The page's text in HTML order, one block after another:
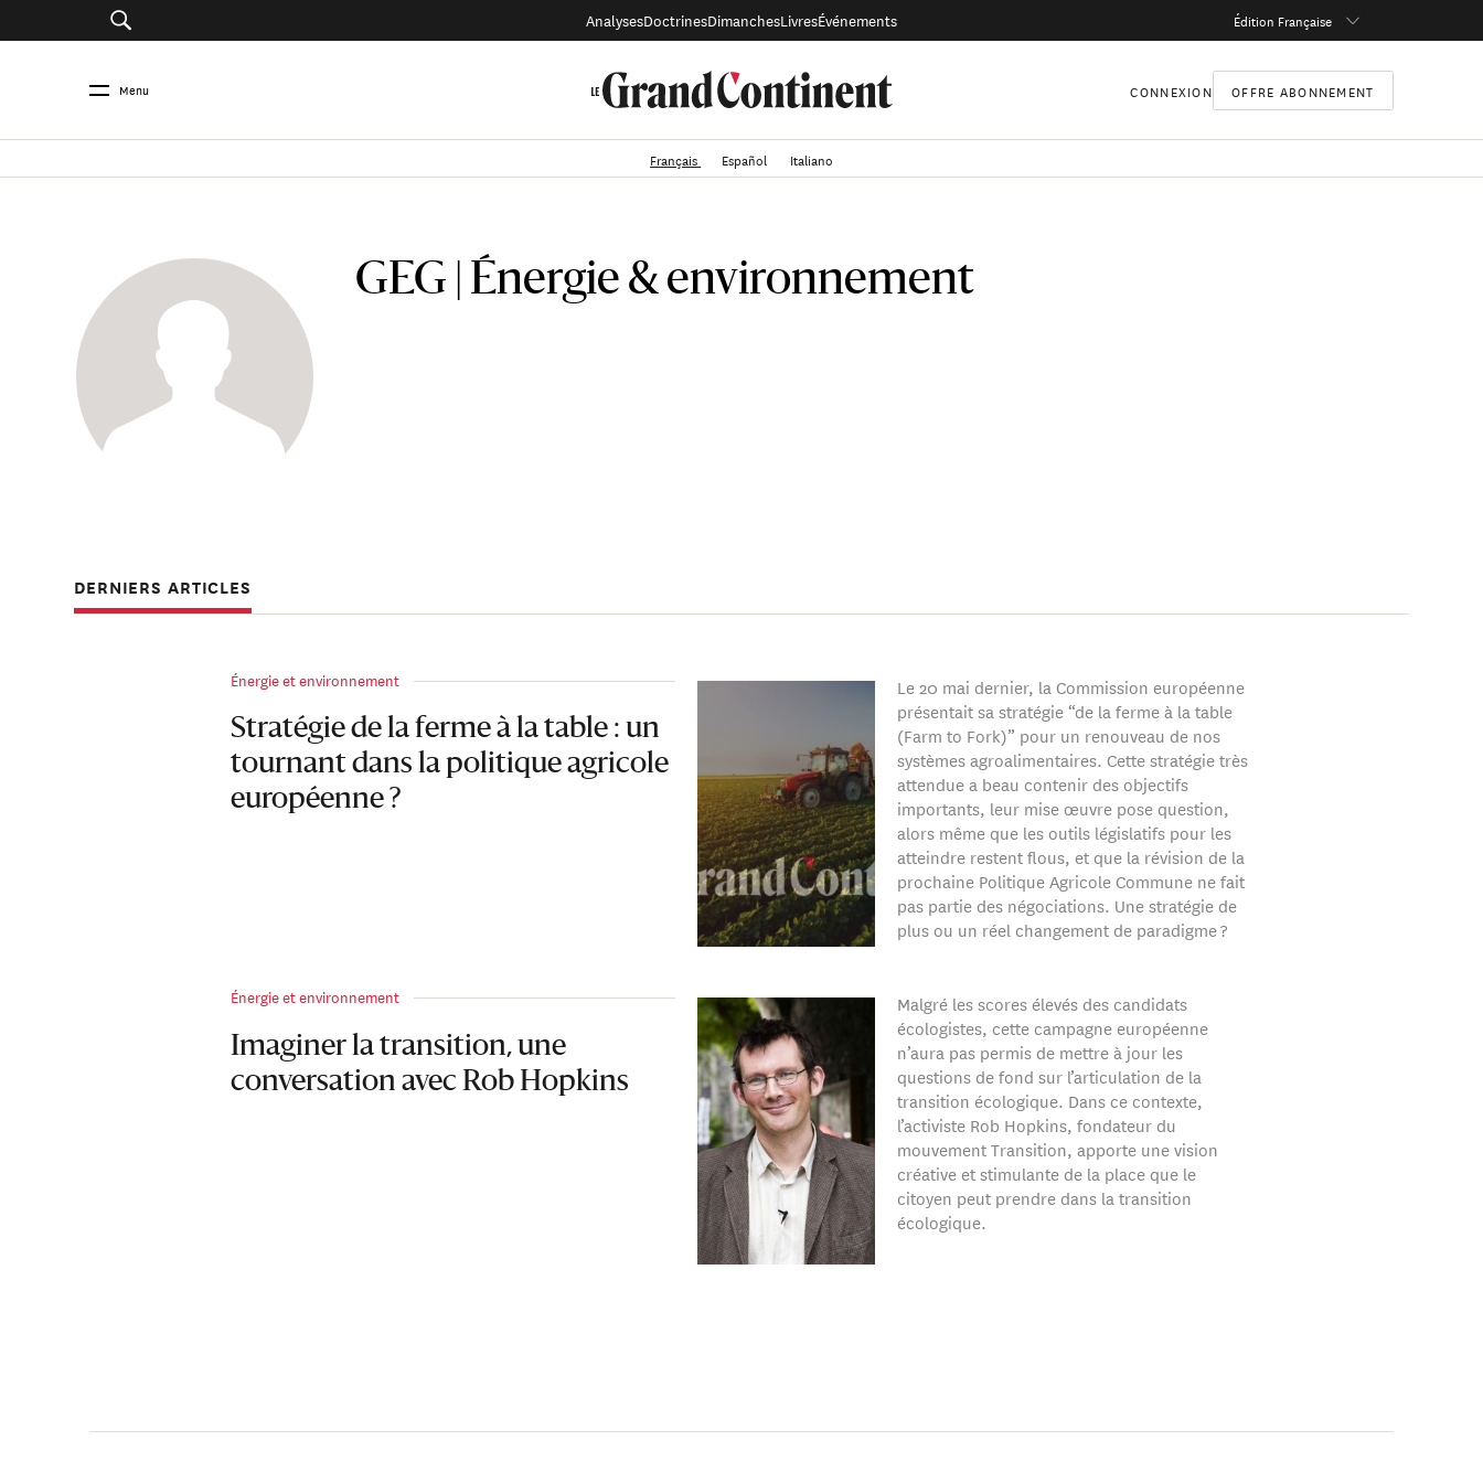
AnalysesDoctrinesDimanchesLivresÉvénements Édition Française
Menu CONNEXION OFFRE ABONNEMENT
Français Español Italiano
GEG | Énergie & environnement
DERNIERS ARTICLES
Énergie et environnement
Stratégie de la ferme à la table : un
tournant dans la politique agricole
européenne ?
Le 20 mai dernier, la Commission européenne
présentait sa stratégie “de la ferme à la table
(Farm to Fork)” pour un renouveau de nos
systèmes agroalimentaires. Cette stratégie très
attendue a beau contenir des objectifs
importants, leur mise œuvre pose question,
alors même que les outils législatifs pour les
atteindre restent flous, et que la révision de la
prochaine Politique Agricole Commune ne fait
pas partie des négociations. Une stratégie de
plus ou un réel changement de paradigme ?
Énergie et environnement
Imaginer la transition, une
conversation avec Rob Hopkins
Malgré les scores élevés des candidats
écologistes, cette campagne européenne
n’aura pas permis de mettre à jour les
questions de fond sur l’articulation de la
transition écologique. Dans ce contexte,
l’activiste Rob Hopkins, fondateur du
mouvement Transition, apporte une vision
créative et stimulante de la place que le
citoyen peut prendre dans la transition
écologique.